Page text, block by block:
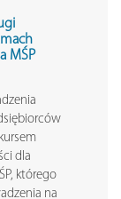
MŚP
dla
którego
na